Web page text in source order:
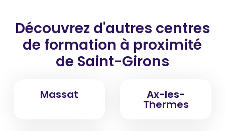
Découvrez d'autres centres
de formation à proximité
de Saint-Girons
Massat Ax-les-
Thermes